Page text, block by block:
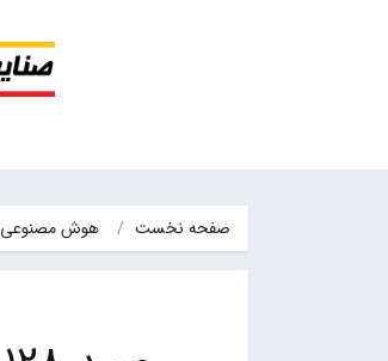
صفحه نخست هوش مصنوعی